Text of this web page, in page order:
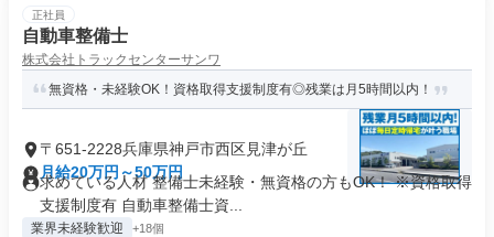
正社員
自動車整備士
株式会社トラックセンターサンワ
無資格・未経験OK！資格取得支援制度有◎残業は月5時間以内！
〒651-2228兵庫県神戸市西区見津が丘
月給20万円～50万円
求めている人材 整備士未経験・無資格の方もOK！ ※資格取得
支援制度有 自動車整備士資...
業界未経験歓迎 +18個